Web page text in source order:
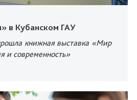
в Кубанском ГАУ
книжная выставка «Мир
и современность»